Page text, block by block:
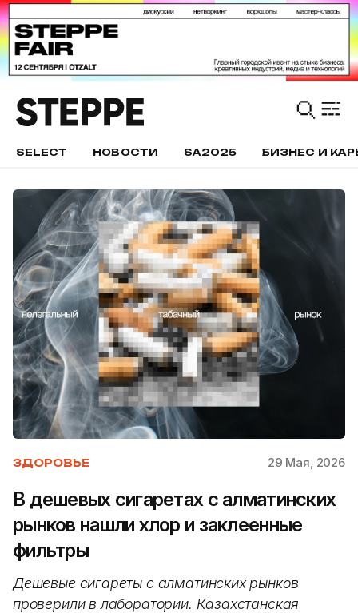
SELECT НОВОСТИ SA2025 БИЗНЕС И
ЗДОРОВЬЕ 29 Мая, 2026
В дешевых сигаретах с алматинских
рынков нашли хлор и заклеенные
фильтры
Дешевые сигареты с алматинских рынков
проверили в лаборатории. Казахстанская